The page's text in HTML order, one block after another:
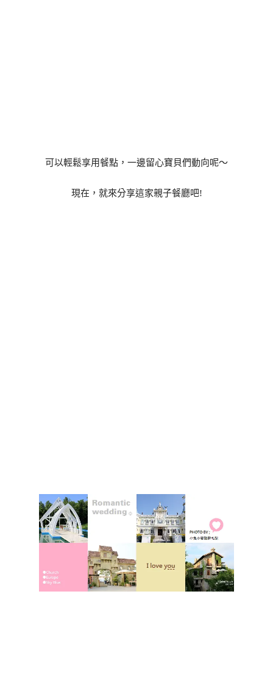
可以輕鬆享用餐點，一邊留心寶貝們動向呢～
現在，就來分享這家親子餐廳吧!